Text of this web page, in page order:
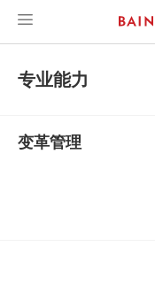
专业能力
变革管理